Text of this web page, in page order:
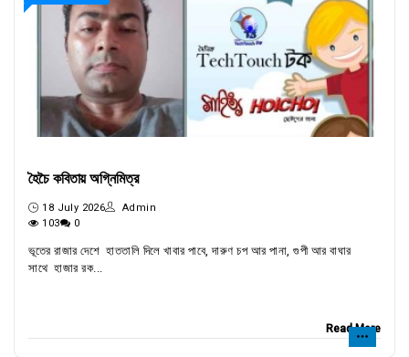
হৈচৈ কবিতায় অগ্নিমিত্র
18 July 2026
Admin
103
0
ভূতের রাজার দেশে হাততালি দিলে খাবার পাবে, দারুণ চপ আর পানা, গুপী আর বাঘার
সাথে হাজার রক...
Read More